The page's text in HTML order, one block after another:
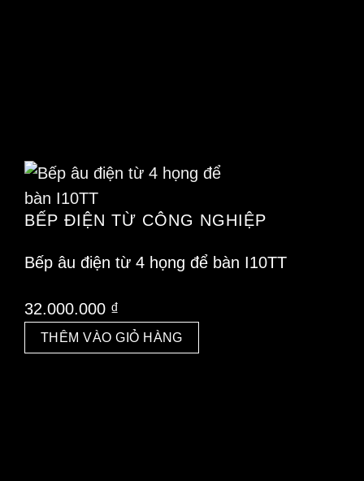
BẾP ĐIỆN TỪ CÔNG NGHIỆP
Bếp âu điện từ 4 họng để bàn I10TT
32.000.000 ₫
THÊM VÀO GIỎ HÀNG